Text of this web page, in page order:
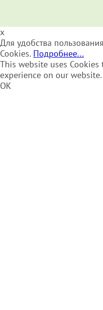
x
Для удобства
Cookies. Подробнее...
This website uses
experience on our website.
OK